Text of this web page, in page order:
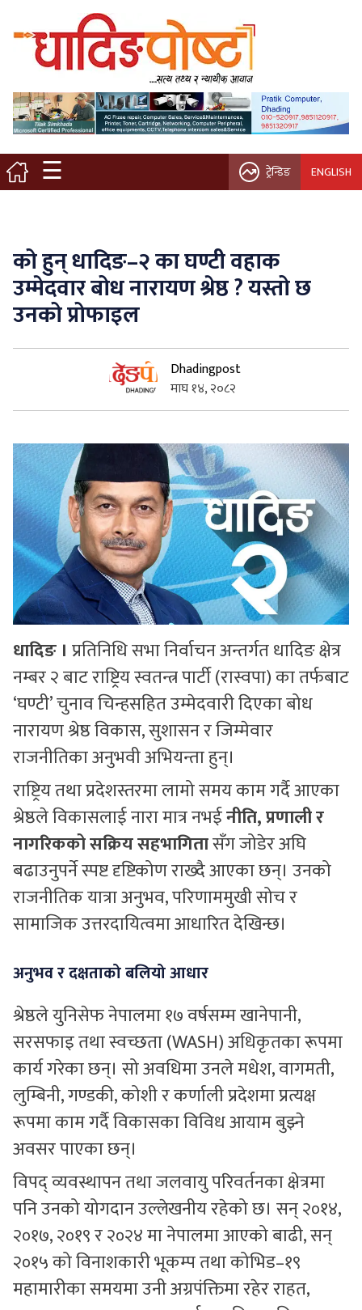
☰
मुख्य पृष्ठ
स्थानीय समाचार
विचार / ब्लग
नगर/गाउँ पालिका
कृषि/सहकारी
साहित्य / संस्कृति
प्रवास
भिडियो
ट्रेन्डिङ ENGLISH
को हुन् धादिङ–२ का घण्टी वहाक
उम्मेदवार बोध नारायण श्रेष्ठ ? यस्तो छ
उनको प्रोफाइल
Dhadingpost
माघ १४, २०८२
धादिङ । प्रतिनिधि सभा निर्वाचन अन्तर्गत धादिङ क्षेत्र
नम्बर २ बाट राष्ट्रिय स्वतन्त्र पार्टी (रास्वपा) का तर्फबाट
‘घण्टी’ चुनाव चिन्हसहित उम्मेदवारी दिएका बोध
नारायण श्रेष्ठ विकास, सुशासन र जिम्मेवार
राजनीतिका अनुभवी अभियन्ता हुन्।
राष्ट्रिय तथा प्रदेशस्तरमा लामो समय काम गर्दै आएका
श्रेष्ठले विकासलाई नारा मात्र नभईनीति, प्रणाली र
नागरिकको सक्रिय सहभागितासँग जोडेर अघि
बढाउनुपर्ने स्पष्ट दृष्टिकोण राख्दै आएका छन्। उनको
राजनीतिक यात्रा अनुभव, परिणाममुखी सोच र
सामाजिक उत्तरदायित्वमा आधारित देखिन्छ।
अनुभव र दक्षताको बलियो आधार
श्रेष्ठले युनिसेफ नेपालमा १७ वर्षसम्म खानेपानी,
सरसफाइ तथा स्वच्छता (WASH) अधिकृतका रूपमा
कार्य गरेका छन्। सो अवधिमा उनले मधेश, वागमती,
लुम्बिनी, गण्डकी, कोशी र कर्णाली प्रदेशमा प्रत्यक्ष
रूपमा काम गर्दै विकासका विविध आयाम बुझ्ने
अवसर पाएका छन्।
विपद् व्यवस्थापन तथा जलवायु परिवर्तनका क्षेत्रमा
पनि उनको योगदान उल्लेखनीय रहेको छ। सन् २०१४,
२०१७, २०१९ र २०२४ मा नेपालमा आएको बाढी, सन्
२०१५ को विनाशकारी भूकम्प तथा कोभिड–१९
महामारीका समयमा उनी अग्रपंक्तिमा रहेर राहत,